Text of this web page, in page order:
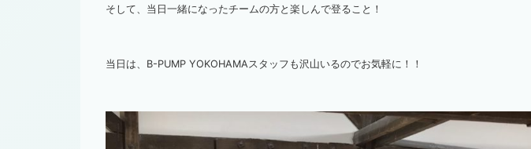
そして、当日一緒になったチームの方と楽しんで登ること！
当日は、B-PUMP YOKOHAMAスタッフも沢山いるのでお気軽に！！